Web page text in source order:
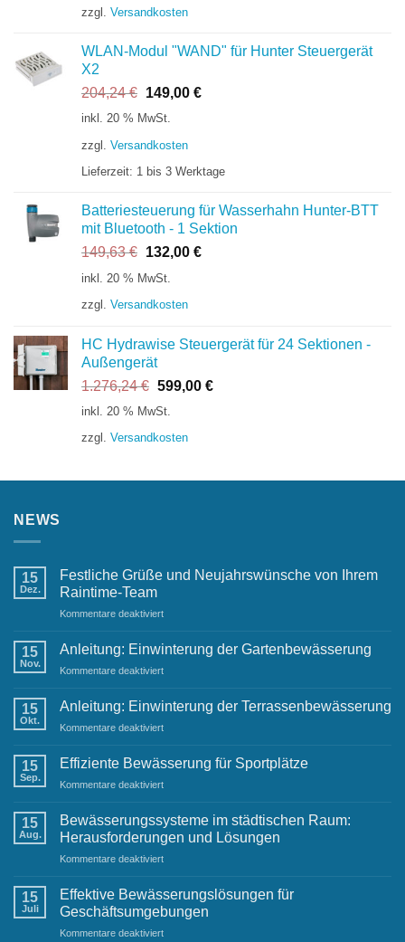
252,96 €
zzgl. Versandkosten
WLAN-Modul "WAND" für Hunter Steuergerät
X2
204,24€ Ursprünglicher
Preis
204,24 €
149,00 €Aktueller
inkl. 20 % MwSt.
zzgl. Versandkosten
Lieferzeit: 1 bis 3 Werktage
Batteriesteuerung für Wasserhahn Hunter-BTT
mit Bluetooth - 1 Sektion
149,63€ Ursprünglicher
Preis
149,63 €
132,00 €Aktueller
inkl. 20 % MwSt.
zzgl. Versandkosten
HC Hydrawise Steuergerät für 24 Sektionen -
Außengerät
1.276,24€ Ursprünglicher
Preis
1.276,24 €
599,00 €Aktueller
inkl. 20 % MwSt.
zzgl. Versandkosten
NEWS
15
Dez.
Festliche Grüße und Neujahrswünsche von Ihrem
Raintime-Team
Kommentare deaktiviertfür
Grüße
Neujahrswünsche
Ihrem
15
Nov.
Anleitung: Einwinterung der Gartenbewässerung
Kommentare deaktiviertfür
Einwinterung
Gartenbewässerung
15
Okt.
Anleitung: Einwinterung der Terrassenbewässerung
Kommentare deaktiviertfür
Einwinterung
Terrassenbewässerung
15
Sep.
Effiziente Bewässerung für Sportplätze
Kommentare deaktiviertfür
Bewässerung
für
Sportplätze
15
Aug.
Bewässerungssysteme im städtischen Raum:
Herausforderungen und Lösungen
Kommentare deaktiviertfür
städtischen
Raum:
Herausforderungen
15
Juli
Effektive Bewässerungslösungen für
Geschäftsumgebungen
Kommentare deaktiviertfür